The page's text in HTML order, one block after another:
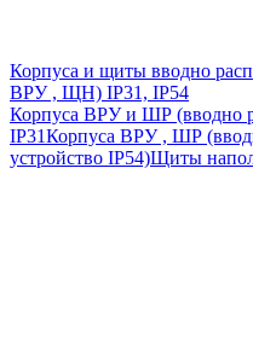
Корпуса и щиты вводно
ВРУ , ЩН) IP31, IP54
Корпуса ВРУ и ШР (вводно
IP31Корпуса ВРУ , ШР
устройство IP54)Щиты